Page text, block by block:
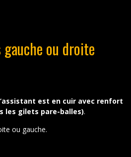
ou droite
est en cuir avec renfort
les gilets pare-balles).
ou gauche.